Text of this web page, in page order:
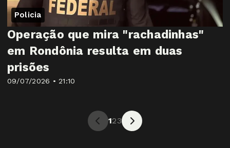
Policia
09/07/2026 • 21:10
Operação que mira "rachadinhas"
em Rondônia resulta em duas
prisões
123